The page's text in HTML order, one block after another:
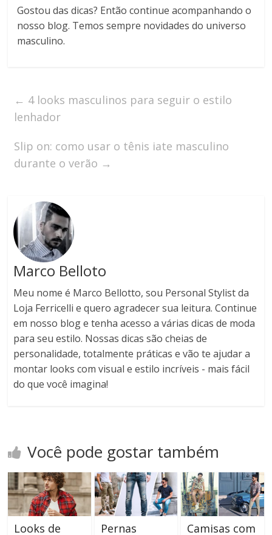
Gostou das dicas? Então continue acompanhando o
nosso blog. Temos sempre novidades do universo
masculino.
← 4 looks masculinos para seguir o estilo
lenhador
Slip on: como usar o tênis iate masculino
durante o verão →
Marco Belloto
Meu nome é Marco Bellotto, sou Personal Stylist da
Loja Ferricelli e quero agradecer sua leitura. Continue
em nosso blog e tenha acesso a várias dicas de moda
para seu estilo. Nossas dicas são cheias de
personalidade, totalmente práticas e vão te ajudar a
montar looks com visual e estilo incríveis - mais fácil
do que você imagina!
Você pode gostar também
Looks de
Pernas
Camisas com